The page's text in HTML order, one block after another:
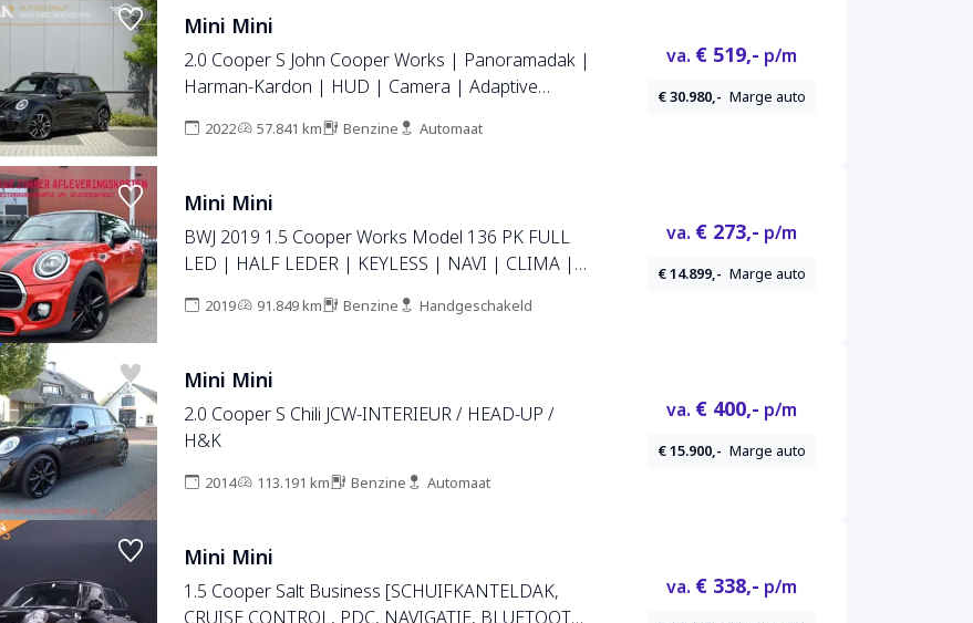
Mini Mini
2.0 Cooper S John Cooper Works | Panoramadak |
Harman-Kardon | HUD | Camera | Adaptive
2022 57.841 km Benzine Automaat
va. € 519,- p/m
€ 30.980,- Marge auto
Mini Mini
BWJ 2019 1.5 Cooper Works Model 136 PK FULL
LED | HALF LEDER | KEYLESS | NAVI | CLIMA |
2019 91.849 km Benzine Handgeschakeld
va. € 273,- p/m
€ 14.899,- Marge auto
Mini Mini
2.0 Cooper S Chili JCW-INTERIEUR / HEAD-UP /
H&K
2014 113.191 km Benzine Automaat
va. € 400,- p/m
€ 15.900,- Marge auto
Mini Mini
1.5 Cooper Salt Business [SCHUIFKANTELDAK,
va. € 338,- p/m